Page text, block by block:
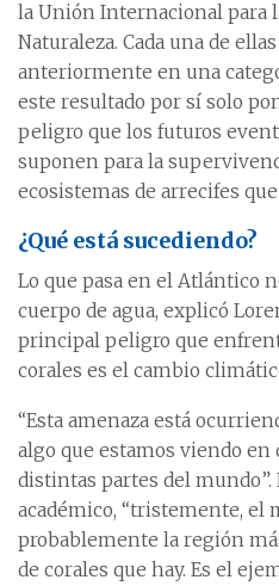
la Unión Internacional para
Naturaleza. Cada una de
anteriormente en una
este resultado por sí solo
peligro que los futuros
suponen para la
ecosistemas de arrecifes
¿Qué está sucediendo?
Lo que pasa en el Atlántico
cuerpo de agua, explicó
principal peligro que
corales es el cambio
“Esta amenaza está
algo que estamos viendo
distintas partes del mundo”.
académico, “tristemente, el
probablemente la región
de corales que hay. Es el